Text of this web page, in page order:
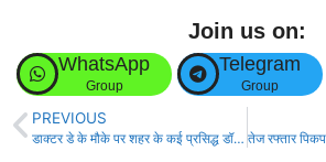
Join us on:
WhatsApp
Group
Telegram
Group
PREVIOUS
डाक्टर डे के मौके पर शहर के कई प्रसिद्ध डॉक्टर्स को किया सम्मानित!